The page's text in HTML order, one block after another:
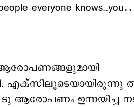
everyone
ആരോപണങ്ങളുമായി
എക്സിലൂടെയായിരുന്നു
ടു ആരോപണം ഉന്നയിച്ച